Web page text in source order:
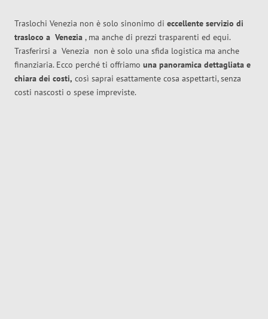
Traslochi Venezia non è solo sinonimo di eccellente servizio di
trasloco a Venezia , ma anche di prezzi trasparenti ed equi.
Trasferirsi a Venezia non è solo una sfida logistica ma anche
finanziaria. Ecco perché ti offriamo una panoramica dettagliata e
chiara dei costi, così saprai esattamente cosa aspettarti, senza
costi nascosti o spese impreviste.